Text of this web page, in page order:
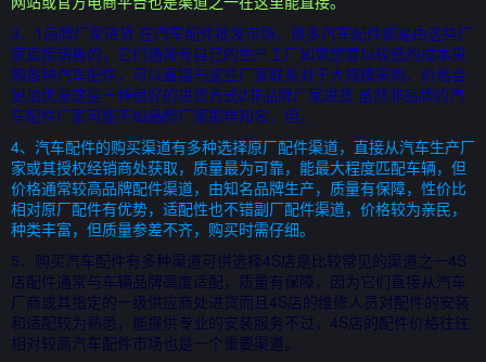
3、1品牌厂家进货 在汽车配件批发市场，很多汽车配件都是由这些厂
家直接销售的，它们通常有自己的生产工厂如果想要以较低的成本采
购各种汽车配件，可以直接与这些厂家联系对于大规模采购，价格会
更加优惠这是一种很好的进货方式2非品牌厂家进货 虽然非品牌的汽
车配件厂家可能不如品牌厂家那样知名，但。
4、汽车配件的购买渠道有多种选择原厂配件渠道，直接从汽车生产厂
家或其授权经销商处获取，质量最为可靠，能最大程度匹配车辆，但
价格通常较高品牌配件渠道，由知名品牌生产，质量有保障，性价比
相对原厂配件有优势，适配性也不错副厂配件渠道，价格较为亲民，
种类丰富，但质量参差不齐，购买时需仔细。
5、购买汽车配件有多种渠道可供选择4S店是比较常见的渠道之一4S
店配件通常与车辆品牌高度适配，质量有保障，因为它们直接从汽车
厂商或其指定的一级供应商处进货而且4S店的维修人员对配件的安装
和适配较为熟悉，能提供专业的安装服务不过，4S店的配件价格往往
相对较高汽车配件市场也是一个重要渠道。